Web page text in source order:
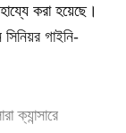
করা হয়েছে।
গাইনি-
ক্যান্সারে